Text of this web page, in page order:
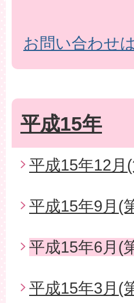
お問い合わせ
平成15年
平成15年12月
平成15年9月(
平成15年6月(
平成15年3月(